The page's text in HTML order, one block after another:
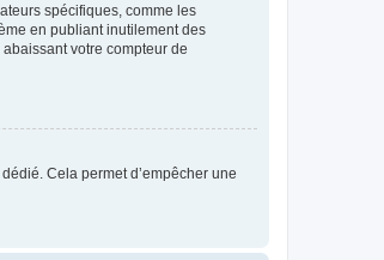
spécifiques, comme les
en publiant inutilement des
votre compteur de
Cela permet d’empêcher une